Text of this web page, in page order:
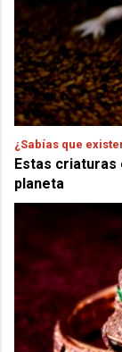
¿Sabías que
Estas criaturas
planeta